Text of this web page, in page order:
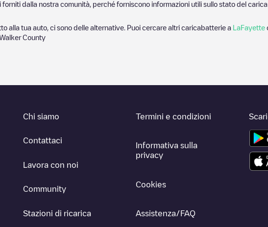
dalla nostra comunità, perché forniscono informazioni utili sullo stato del
alla tua auto, ci sono delle alternative. Puoi cercare altri caricabatterie a LaFayette
County
Chi siamo
Contattaci
Lavora con noi
Community
Stazioni di ricarica
Termini e condizioni
Informativa sulla
privacy
Cookies
Assistenza/FAQ